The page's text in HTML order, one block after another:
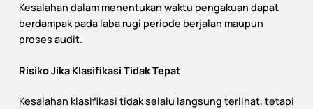
Kesalahan dalam menentukan waktu pengakuan dapat
berdampak pada laba rugi periode berjalan maupun
proses audit.
Risiko Jika Klasifikasi Tidak Tepat
Kesalahan klasifikasi tidak selalu langsung terlihat, tetapi